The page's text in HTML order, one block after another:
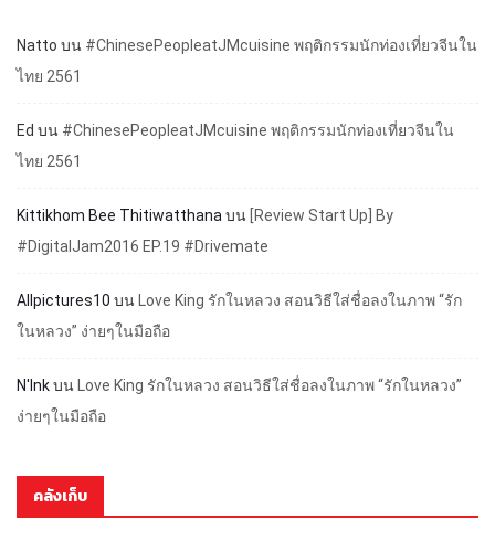
Natto บน #ChinesePeopleatJMcuisine พฤติกรรมนักท่องเที่ยวจีนใน
ไทย 2561
Ed บน #ChinesePeopleatJMcuisine พฤติกรรมนักท่องเที่ยวจีนใน
ไทย 2561
Kittikhom Bee Thitiwatthana บน [Review Start Up] By
#DigitalJam2016 EP.19 #Drivemate
Allpictures10 บน
Love King รักในหลวง สอนวิธีใส่ชื่อลงในภาพ “รัก
ในหลวง” ง่ายๆในมือถือ
N'Inkบน
Love King รักในหลวง สอนวิธีใส่ชื่อลงในภาพ “รักในหลวง”
ง่ายๆในมือถือ
คลังเก็บ